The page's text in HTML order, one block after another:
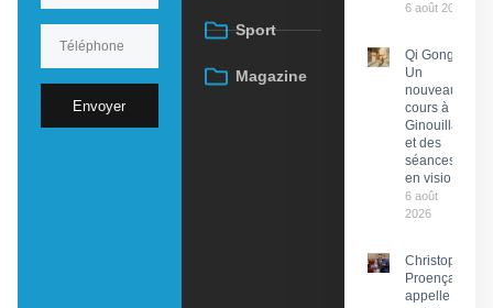
Envoyer
Sport
Magazine
6 août 2026
Qi Gong :
Un
nouveau
cours à
Ginouillac
et des
séances
en visio
6 août
2026
Christophe
Proença
appelle à la